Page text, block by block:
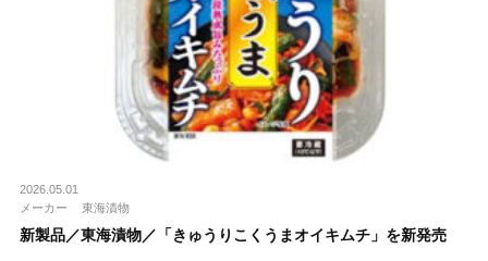
2026.05.01
メーカー
東海漬物
新製品／東海漬物／「きゅうりこくうまオイキムチ」を新発売